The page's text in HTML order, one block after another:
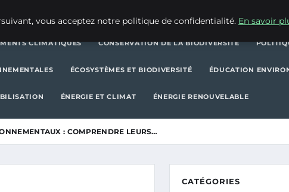
CLIMATIQUES CONSERVATION DE LA BIODIVERSITÉ
ÉCOSYSTÈMES ET BIODIVERSITÉ ÉDUCATION
ÉNERGIE ET CLIMAT ÉNERGIE RENOUVELABLE
: COMPRENDRE LEURS…
CATÉGORIES
vous acceptez notre politique de confidentialité. En savoir